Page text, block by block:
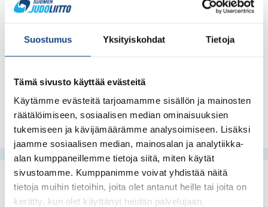
Suostumus Yksityiskohdat Tietoja
Tämä sivusto käyttää evästeitä
Käytämme evästeitä tarjoamamme sisällön ja mainosten
räätälöimiseen, sosiaalisen median ominaisuuksien
tukemiseen ja kävijämäärämme analysoimiseen. Lisäksi
jaamme sosiaalisen median, mainosalan ja analytiikka-
alan kumppaneillemme tietoja siitä, miten käytät
sivustoamme. Kumppanimme voivat yhdistää näitä
tietoja muihin tietoihin, joita olet antanut heille tai joita on
kerätty, kun olet käyttänyt heidän palvelujaan.